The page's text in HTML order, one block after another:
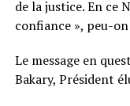
de la justice. En ce
confiance », peu-
Le message en
Bakary, Président